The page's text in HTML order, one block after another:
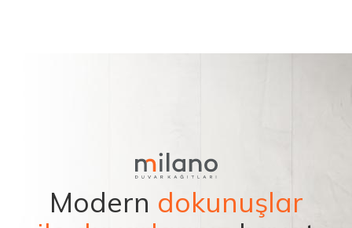
Modern dokunuşlar